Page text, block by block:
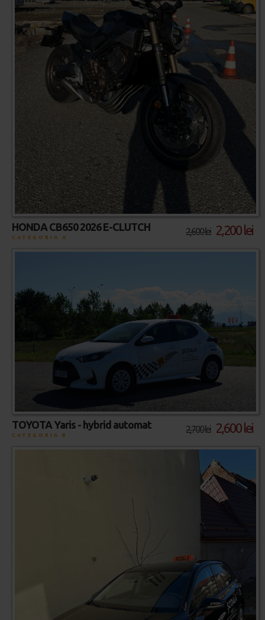
2,600 lei 2,200 lei
HONDA CB650 2026 E-CLUTCH
CATEGORIA A
2,700 lei 2,600 lei
TOYOTA Yaris - hybrid automat
CATEGORIA B